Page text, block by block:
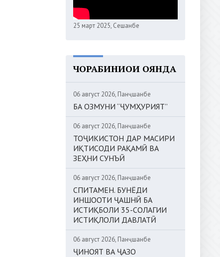
25 март 2025, Сешанбе
ЧОРАБИНИҲОИ ОЯНДА
06 август 2026, Панҷшанбе
БА ОЗМУНИ “ҶУМҲУРИЯТ”
06 август 2026, Панҷшанбе
ТОҶИКИСТОН ДАР МАСИРИ
ИҚТИСОДИ РАҚАМӢ ВА
ЗЕҲНИ СУНЪӢ
06 август 2026, Панҷшанбе
СПИТАМЕН. БУНЁДИ
ИНШООТИ ҶАШНӢ БА
ИСТИҚБОЛИ 35-СОЛАГИИ
ИСТИҚЛОЛИ ДАВЛАТӢ
06 август 2026, Панҷшанбе
ҶИНОЯТ ВА ҶАЗО